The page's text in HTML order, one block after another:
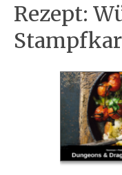
Rezept: